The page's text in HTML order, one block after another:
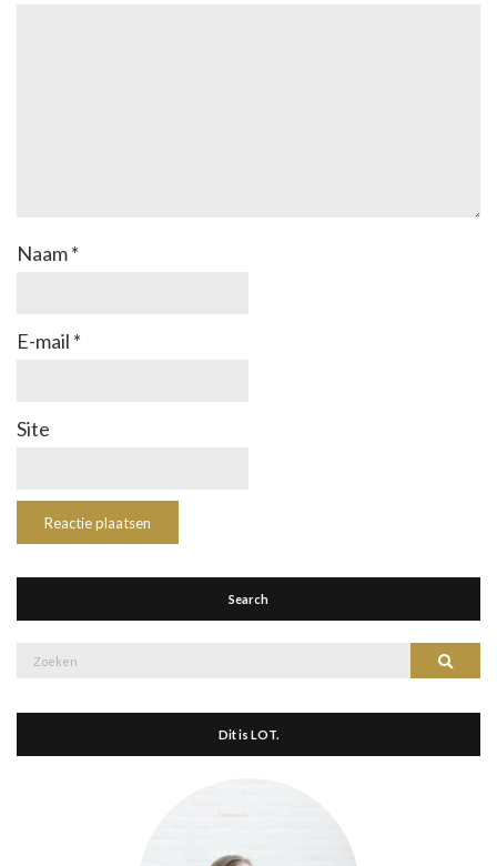
Naam*
E-mail *
Site
Search
Zoek
Dit is LOT.